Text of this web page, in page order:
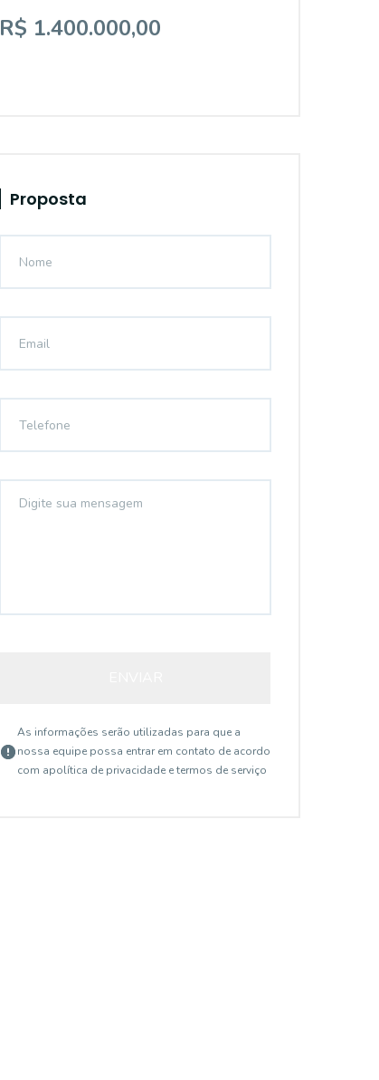
R$ 1.400.000,00
Proposta
As informações serão utilizadas para que a
nossa equipe possa entrar em contato de acordo
com apolítica de privacidade e termos de serviço